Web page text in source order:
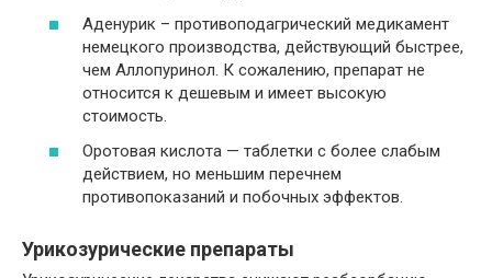
Аденурик – противоподагрический медикамент
немецкого производства, действующий быстрее,
чем Аллопуринол. К сожалению, препарат не
относится к дешевым и имеет высокую
стоимость.
Оротовая кислота — таблетки с более слабым
действием, но меньшим перечнем
противопоказаний и побочных эффектов.
Урикозурические препараты